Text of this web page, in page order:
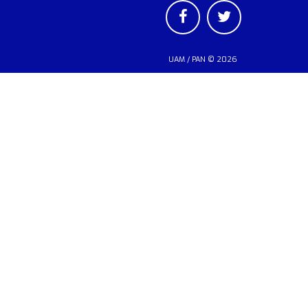
UAM / PAN © 2026